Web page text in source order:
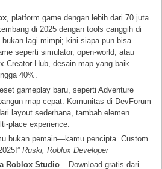
, platform game dengan lebih dari 70 juta
di 2025 dengan tools canggih di
lagi mimpi; kini siapa pun bisa
seperti simulator, open-world, atau
Creator Hub, desain map yang baik
40%.
gameplay baru, seperti Adventure
map cepat. Komunitas di DevForum
layout sederhana, tambah elemen
place experience.
bukan pemain—kamu pencipta. Custom
Ruski, Roblox Developer
Roblox Studio – Download gratis dari